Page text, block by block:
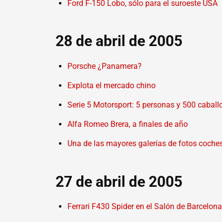
Ford F-150 Lobo, sólo para el suroeste USA
28 de abril de 2005
Porsche ¿Panamera?
Explota el mercado chino
Serie 5 Motorsport: 5 personas y 500
Alfa Romeo Brera, a finales de año
Una de las mayores galerías de fotos
27 de abril de 2005
Ferrari F430 Spider en el Salón de Barcelona